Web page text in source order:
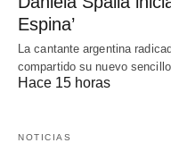
Espina’
La cantante argentina
compartido su nuevo
Hace 15 horas
NOTICIAS